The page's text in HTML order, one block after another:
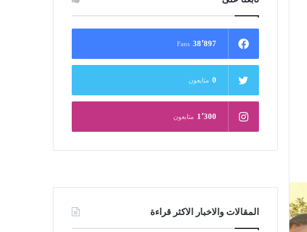
38٬897 Fans
0 متابعون
1٬300 متابعون
المقالات والاخبار الاكثر قراءة